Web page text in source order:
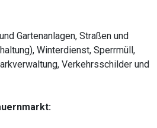
Gartenanlagen, Straßen und
Winterdienst, Sperrmüll,
Verkehrsschilder und